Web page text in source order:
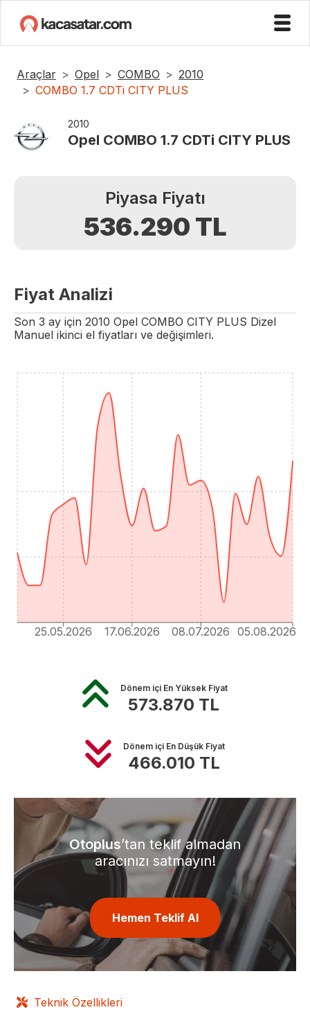
Araçlar Opel COMBO
2010
COMBO 1.7 CDTi CITY PLUS
2010
Opel COMBO 1.7 CDTi CITY PLUS
Piyasa Fiyatı
536.290 TL
Fiyat Analizi
Son 3 ay için 2010 Opel COMBO CITY PLUS Dizel
Manuel ikinci el fiyatları ve değişimleri.
25.05.2026 17.06.2026 08.07.2026 05.08.2026
Dönem içi En Yüksek Fiyat
573.870 TL
Dönem içi En Düşük Fiyat
466.010 TL
Otoplus’tan teklif almadan
aracınızı satmayın!
Hemen Teklif Al
Teknik Özellikleri